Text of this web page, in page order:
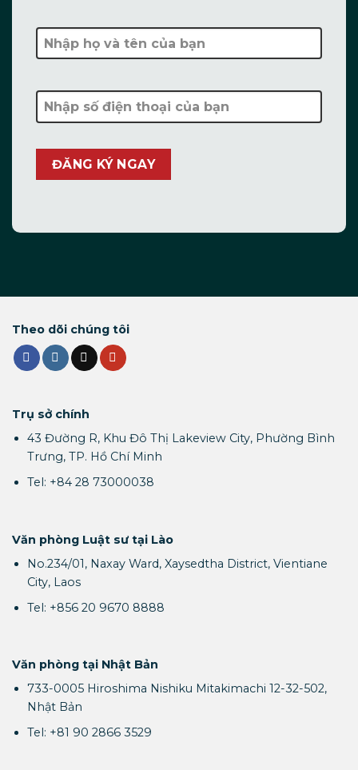
Theo dõi chúng tôi
Trụ sở chính
43 Đường R, Khu Đô Thị Lakeview City, Phường Bình
Trưng, TP. Hồ Chí Minh
Tel: +84 28 73000038
Văn phòng Luật sư tại Lào
No.234/01, Naxay Ward, Xaysedtha District, Vientiane
City, Laos
Tel: +856 20 9670 8888
Văn phòng tại Nhật Bản
733-0005 Hiroshima Nishiku Mitakimachi 12-32-502,
Nhật Bản
Tel: +81 90 2866 3529